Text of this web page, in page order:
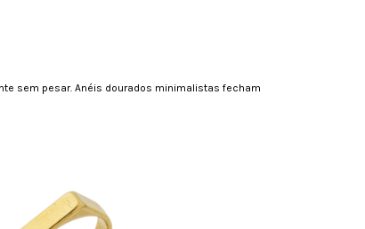
sem pesar. Anéis dourados minimalistas fecham